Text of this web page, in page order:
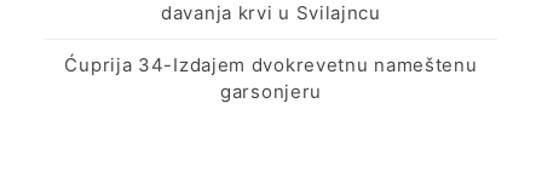
davanja krvi u Svilajncu
Ćuprija 34-Izdajem dvokrevetnu nameštenu
garsonjeru